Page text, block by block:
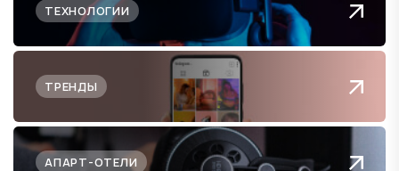
ТЕХНОЛОГИИ
ТРЕНДЫ
АПАРТ-ОТЕЛИ